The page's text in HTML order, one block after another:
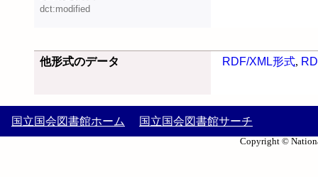
dct:modified
他形式のデータ RDF/XML形式,
国立国会図書館ホーム 国立国会図書館サーチ
Copyright ©